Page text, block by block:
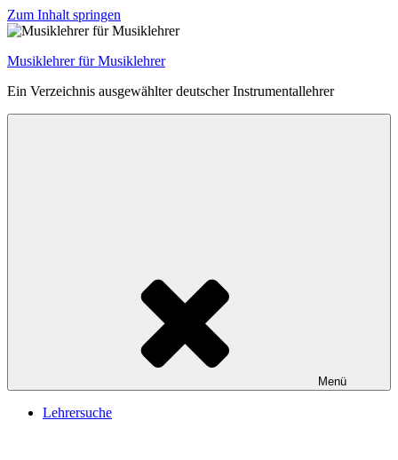
Zum Inhalt springen
Musiklehrer für Musiklehrer
Ein Verzeichnis ausgewählter deutscher Instrumentallehrer
Menü
Lehrersuche